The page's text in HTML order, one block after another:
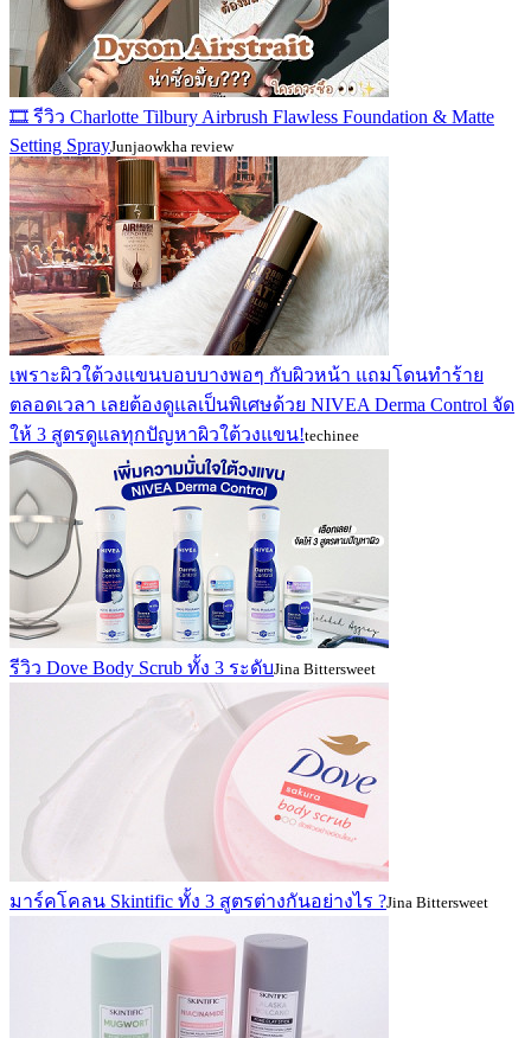
🎞️ รีวิว Charlotte Tilbury Airbrush Flawless Foundation & Matte
Setting SprayJunjaowkha review
เพราะผิวใต้วงแขนบอบบางพอๆ กับผิวหน้า แถมโดนทำร้าย
ตลอดเวลา เลยต้องดูแลเป็นพิเศษด้วย NIVEA Derma Control จัด
ให้ 3 สูตรดูแลทุกปัญหาผิวใต้วงแขน!techinee
รีวิว Dove Body Scrub ทั้ง 3 ระดับJina Bittersweet
มาร์คโคลน Skintific ทั้ง 3 สูตรต่างกันอย่างไร ?Jina Bittersweet